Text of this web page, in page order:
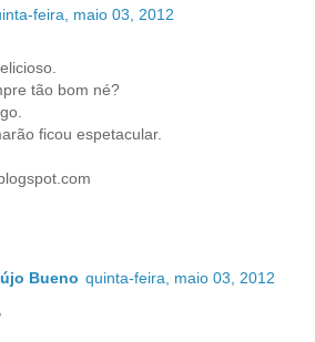
feira, maio 03, 2012
tão bom né?
ficou espetacular.
Bueno quinta-feira, maio 03, 2012